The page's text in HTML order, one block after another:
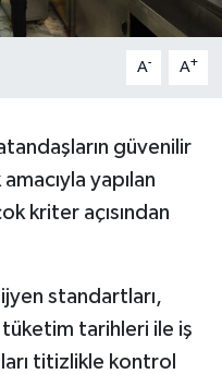
A- A+
güvenilir
yapılan
kriter açısından
standartları,
tüketim tarihleri ile iş
titizlikle kontrol